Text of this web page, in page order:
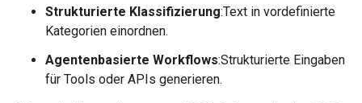
Strukturierte Klassifizierung:Text in vordefinierte
Kategorien einordnen.
Agentenbasierte Workflows:Strukturierte Eingaben
für Tools oder APIs generieren.